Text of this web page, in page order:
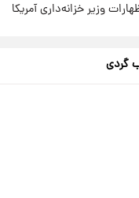
وزیر خزانه‌داری آمریکا
گردی